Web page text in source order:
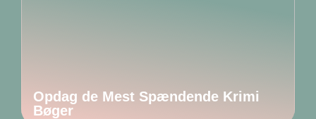
Opdag de Mest Spændende Krimi
Bøger